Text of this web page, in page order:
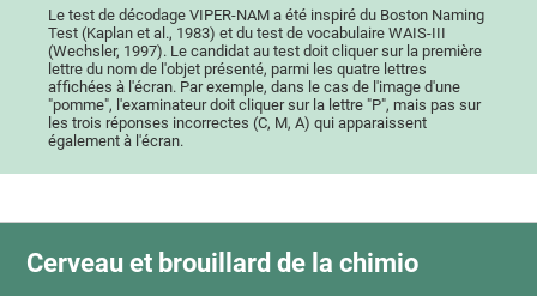
Le test de décodage VIPER-NAM a été inspiré du Boston Naming
Test (Kaplan et al., 1983) et du test de vocabulaire WAIS-III
(Wechsler, 1997). Le candidat au test doit cliquer sur la première
lettre du nom de l'objet présenté, parmi les quatre lettres
affichées à l'écran. Par exemple, dans le cas de l'image d'une
"pomme", l'examinateur doit cliquer sur la lettre "P", mais pas sur
les trois réponses incorrectes (C, M, A) qui apparaissent
également à l'écran.
Cerveau et brouillard de la chimio